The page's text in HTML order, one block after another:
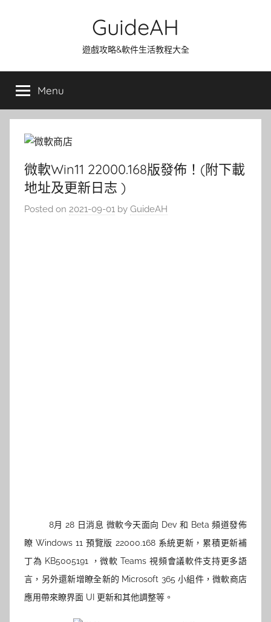
GuideAH
遊戲攻略&軟件生活教程大全
Menu
微軟Win11 22000.168版發佈！(附下載
地址及更新日志 )
Posted on 2021-09-01 by GuideAH
8月 28 日消息 微軟今天面向 Dev 和 Beta 頻道發佈
瞭Windows 11 預覽版 22000.168 系統更新，累積更新補
丁為 KB5005191 ，微軟 Teams 視頻會議軟件支持更多語
言，另外還新增瞭全新的 Microsoft 365 小組件，微軟商店
應用帶來瞭界面 UI 更新和其他調整等。